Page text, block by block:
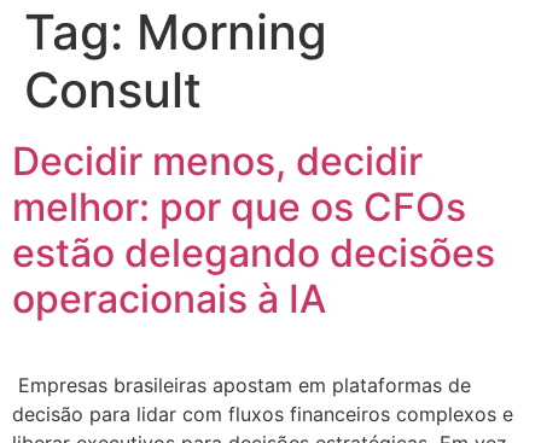
Tag: Morning
Consult
Decidir menos, decidir
melhor: por que os CFOs
estão delegando decisões
operacionais à IA
Empresas brasileiras apostam em plataformas de
decisão para lidar com fluxos financeiros complexos e